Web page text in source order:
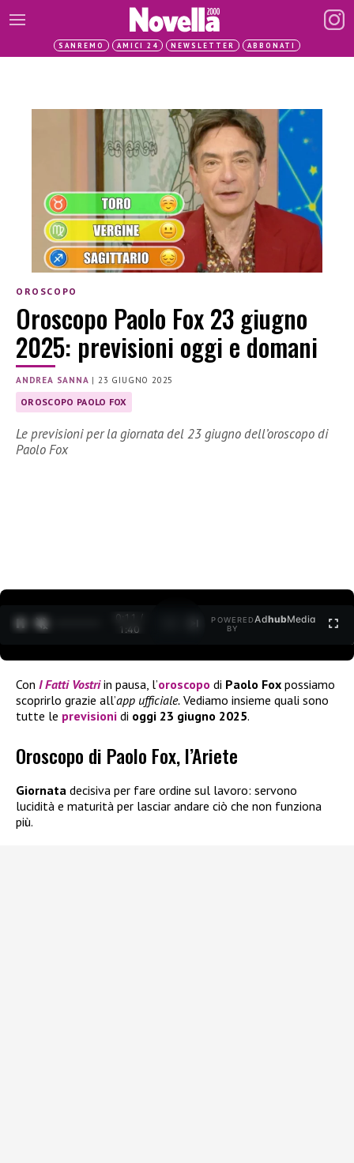
SANREMO AMICI 24 NEWSLETTER ABBONATI
OROSCOPO
Oroscopo Paolo Fox 23 giugno
2025: previsioni oggi e domani
ANDREA SANNA |23 GIUGNO 2025
OROSCOPO PAOLO FOX
Le previsioni per la giornata del 23 giugno dell’oroscopo di
Paolo Fox
0:11 /
1:40
POWERED
BY
AdhubMedia
Con I Fatti Vostriin pausa, l’oroscopo di Paolo Fox possiamo
scoprirlo grazie all’app ufficiale. Vediamo insieme quali sono
tutte le previsioni di oggi 23 giugno 2025.
Oroscopo di Paolo Fox, l’Ariete
Giornata decisiva per fare ordine sul lavoro: servono
lucidità e maturità per lasciar andare ciò che non funziona
più.